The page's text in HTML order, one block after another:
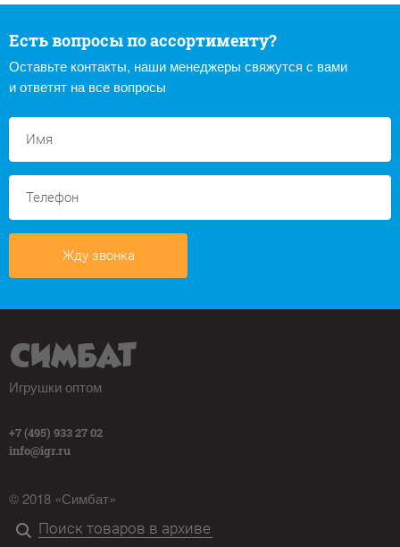
Есть вопросы по ассортименту?
Оставьте контакты, наши менеджеры свяжутся с вами
и ответят на все вопросы
Жду звонка
Игрушки оптом
+7 (495) 933 27 02
info@igr.ru
© 2018 «Симбат»